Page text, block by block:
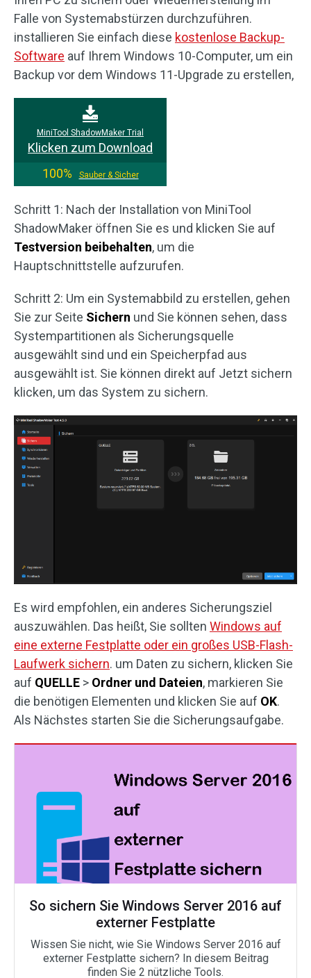
Falle von Systemabstürzen durchzuführen.
installieren Sie einfach diese kostenlose Backup-
Software auf Ihrem Windows 10-Computer, um ein
Backup vor dem Windows 11-Upgrade zu erstellen,
MiniTool ShadowMaker Trial
Klicken zum Download
100%
Sauber & Sicher
Schritt 1: Nach der Installation von MiniTool
ShadowMaker öffnen Sie es und klicken Sie auf
Testversion beibehalten, um die
Hauptschnittstelle aufzurufen.
Schritt 2: Um ein Systemabbild zu erstellen, gehen
Sie zur Seite Sichern und Sie können sehen, dass
Systempartitionen als Sicherungsquelle
ausgewählt sind und ein Speicherpfad aus
ausgewählt ist. Sie können direkt auf Jetzt sichern
klicken, um das System zu sichern.
Es wird empfohlen, ein anderes Sicherungsziel
auszuwählen. Das heißt, Sie sollten Windows auf
eine externe Festplatte oder ein großes USB-Flash-
Laufwerk sichern. um Daten zu sichern, klicken Sie
auf QUELLE > Ordner und Dateien, markieren Sie
die benötigen Elementen und klicken Sie auf OK.
Als Nächstes starten Sie die Sicherungsaufgabe.
So sichern Sie Windows Server 2016 auf
externer Festplatte
Wissen Sie nicht, wie Sie Windows Server 2016 auf
externer Festplatte sichern? In diesem Beitrag
finden Sie 2 nützliche Tools.